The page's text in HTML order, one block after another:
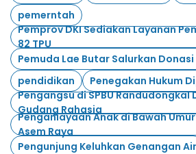
pemerntah
Pemprov DKI Sediakan Layanan
82 TPU
Pemuda Lae Butar Salurkan Donasi
pendidikan
Penegakan Hukum
Pengangsu di SPBU Randudongkal
Gudang Rahasia
Penganiayaan Anak di Bawah
Asem Raya
Pengunjung Keluhkan Genangan Air